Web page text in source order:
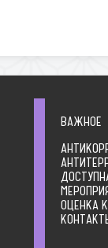
ВАЖНОЕ
ОЦЕНКА